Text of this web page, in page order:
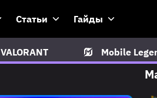
Статьи Гайды
VALORANT Mobile